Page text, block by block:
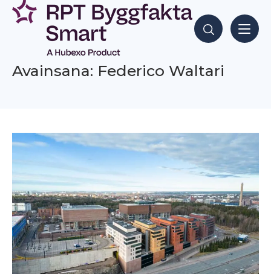
Siirry
sisältöön
Hae sisältöjä
Avainsana: Federico Waltari